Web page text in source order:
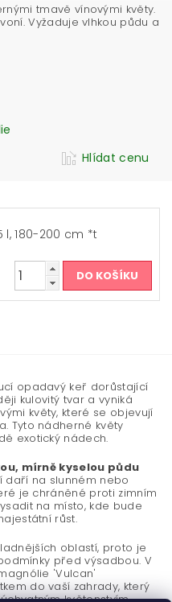
tmavě vínovými květy.
Vyžaduje vlhkou půdu a
Hlídat cenu
l, 180-200 cm *t
opadavý keř dorůstající
kulovitý tvar a vyniká
květy, které se objevují
Tyto nádherné květy
exotický nádech.
mírně kyselou půdu
daří na slunném nebo
je chráněné proti zimním
na místo, kde bude
růst.
oblastí, proto je
před výsadbou. V
'Vulcan'
do vaší zahrady, který